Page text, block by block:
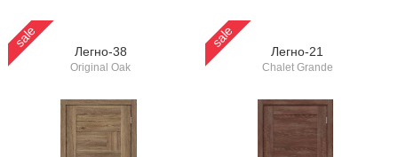
sale
Легно-38
Original Oak
sale
Легно-21
Chalet Grande